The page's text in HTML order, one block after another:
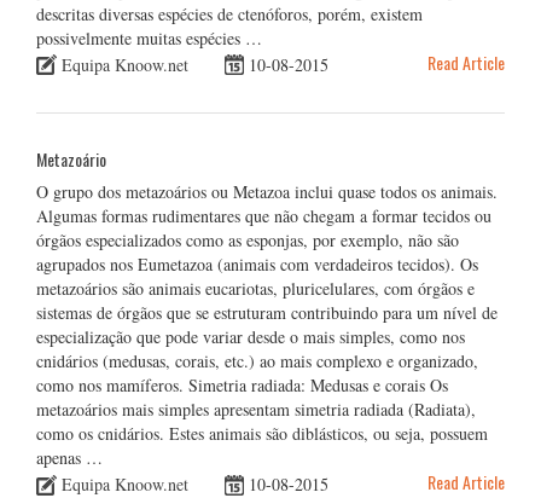
descritas diversas espécies de ctenóforos, porém, existem
possivelmente muitas espécies …
Equipa Knoow.net
10-08-2015 Read Article
Metazoário
O grupo dos metazoários ou Metazoa inclui quase todos os animais.
Algumas formas rudimentares que não chegam a formar tecidos ou
órgãos especializados como as esponjas, por exemplo, não são
agrupados nos Eumetazoa (animais com verdadeiros tecidos). Os
metazoários são animais eucariotas, pluricelulares, com órgãos e
sistemas de órgãos que se estruturam contribuindo para um nível de
especialização que pode variar desde o mais simples, como nos
cnidários (medusas, corais, etc.) ao mais complexo e organizado,
como nos mamíferos. Simetria radiada: Medusas e corais Os
metazoários mais simples apresentam simetria radiada (Radiata),
como os cnidários. Estes animais são diblásticos, ou seja, possuem
apenas …
Equipa Knoow.net
10-08-2015 Read Article